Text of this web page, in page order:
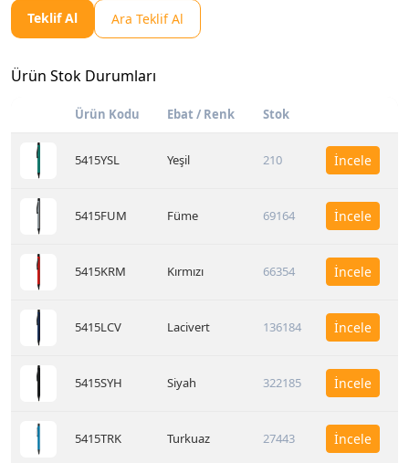
Teklif Al Ara Teklif Al
Ürün Stok Durumları
Ürün Kodu Ebat / Renk Stok
5415YSL Yeşil 210 İncele
5415FUM Füme 69164 İncele
5415KRM Kırmızı 66354 İncele
5415LCV Lacivert 136184 İncele
5415SYH Siyah 322185 İncele
5415TRK Turkuaz 27443 İncele